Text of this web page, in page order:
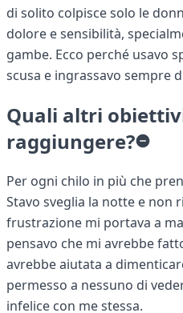
di solito colpisce solo le
dolore e sensibilità,
gambe. Ecco perché usavo
scusa e ingrassavo sempre
Quali altri
raggiungere?
Per ogni chilo in più che
Stavo sveglia la notte e non
frustrazione mi portava a
pensavo che mi avrebbe
avrebbe aiutata a
permesso a nessuno di
infelice con me stessa.